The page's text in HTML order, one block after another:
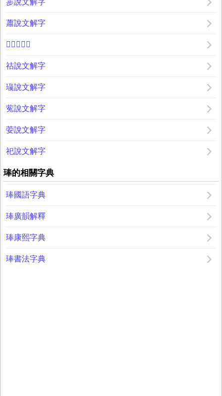
荹說文解字
蕭說文解字
𦵵說文解字
祜說文解字
璏說文解字
蒬說文解字
荌說文解字
祀說文解字
琫的相關字典
琫國語字典
琫廣韻解釋
琫康熙字典
琫書法字典